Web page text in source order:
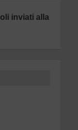
inviati alla